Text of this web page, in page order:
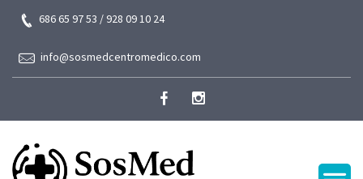
686 65 97 53 / 928 09 10 24
info@sosmedcentromedico.com